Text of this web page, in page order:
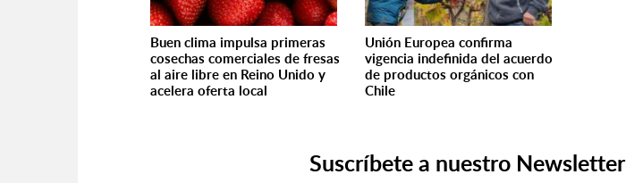
Buen clima impulsa primeras
cosechas comerciales de fresas
al aire libre en Reino Unido y
acelera oferta local
Unión Europea confirma
vigencia indefinida del acuerdo
de productos orgánicos con
Chile
Suscríbete a nuestro Newsletter